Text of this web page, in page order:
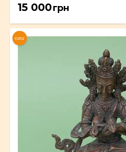
15 000грн
NEW